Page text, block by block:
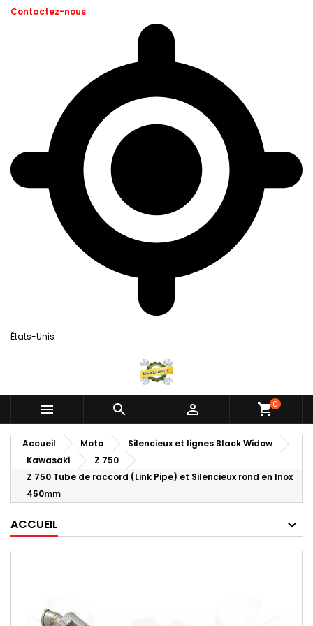
Contactez-nous
États-Unis
   shopping_cart0
Accueil Moto
Silencieux et lignes Black Widow
Kawasaki
Z 750
Z 750 Tube de raccord (Link Pipe) et Silencieux rond en Inox
450mm
ACCUEIL